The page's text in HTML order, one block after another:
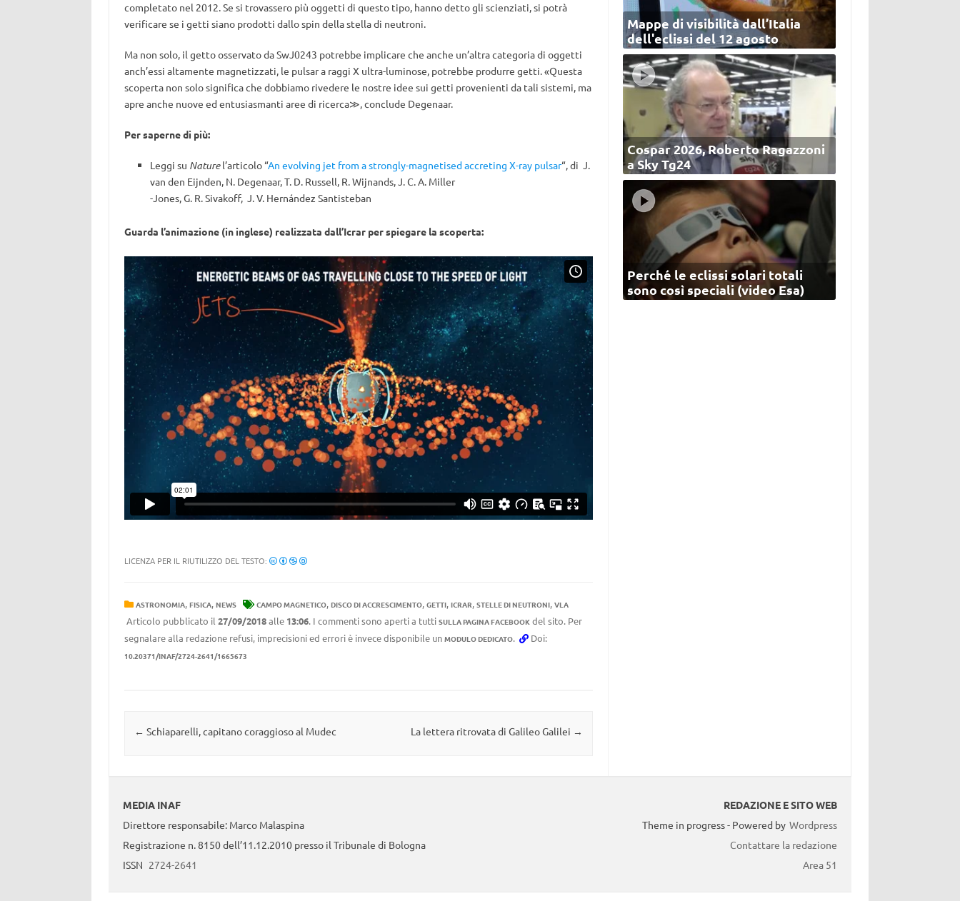
completato nel 2012. Se si trovassero più oggetti di questo tipo, hanno detto gli scienziati, si potrà
verificare se i getti siano prodotti dallo spin della stella di neutroni.
Ma non solo, il getto osservato da SwJ0243 potrebbe implicare che anche un’altra categoria di oggetti
anch’essi altamente magnetizzati, le pulsar a raggi X ultra-luminose, potrebbe produrre getti. «Questa
scoperta non solo significa che dobbiamo rivedere le nostre idee sui getti provenienti da tali sistemi, ma
apre anche nuove ed entusiasmanti aree di ricerca≫, conclude Degenaar.
Per saperne di più:
Leggi su Naturel’articolo “An evolving jet from a strongly-magnetised accreting X-ray pulsar“, di J.
van den Eijnden, N. Degenaar, T. D. Russell, R. Wijnands, J. C. A. Miller
-Jones, G. R. Sivakoff, J. V. Hernández Santisteban
Guarda l’animazione (in inglese) realizzata dall’Icrar per spiegare la scoperta:
LICENZA PER IL RIUTILIZZO DEL TESTO:
ASTRONOMIA, FISICA, NEWS CAMPO MAGNETICO, DISCO DI ACCRESCIMENTO, GETTI, ICRAR, STELLE DI NEUTRONI, VLA
Articolo pubblicato il 27/09/2018alle 13:06. I commenti sono aperti a tutti SULLA PAGINA FACEBOOKdel sito. Per
segnalare alla redazione refusi, imprecisioni ed errori è invece disponibile un MODULO DEDICATO. Doi:
10.20371/INAF/2724-2641/1665673
Navigazione articolo
← Schiaparelli, capitano coraggioso al Mudec La lettera ritrovata di Galileo Galilei →
Mappe di visibilità dall’Italia
dell'eclissi del 12 agosto
Cospar 2026, Roberto Ragazzoni
a Sky Tg24
Perché le eclissi solari totali
sono così speciali (video Esa)
MEDIA INAF
Direttore responsabile: Marco Malaspina
Registrazione n. 8150 dell’11.12.2010 presso il Tribunale di Bologna
ISSN 2724-2641
REDAZIONE E SITO WEB
Theme in progress - Powered by Wordpress
Contattare la redazione
Area 51